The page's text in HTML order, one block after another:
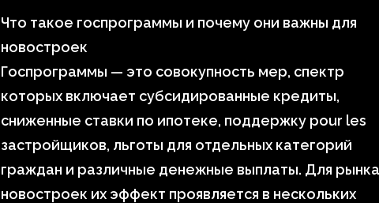
Что такое госпрограммы и почему они важны для
новостроек
Госпрограммы — это совокупность мер, спектр
которых включает субсидированные кредиты,
сниженные ставки по ипотеке, поддержку pour les
застройщиков, льготы для отдельных категорий
граждан и различные денежные выплаты. Для рынка
новостроек их эффект проявляется в нескольких